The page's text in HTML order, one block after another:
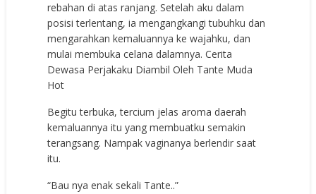
rebahan di atas ranjang. Setelah aku dalam
posisi terlentang, ia mengangkangi tubuhku dan
mengarahkan kemaluannya ke wajahku, dan
mulai membuka celana dalamnya. Cerita
Dewasa Perjakaku Diambil Oleh Tante Muda
Hot
Begitu terbuka, tercium jelas aroma daerah
kemaluannya itu yang membuatku semakin
terangsang. Nampak vaginanya berlendir saat
itu.
“Bau nya enak sekali Tante..”